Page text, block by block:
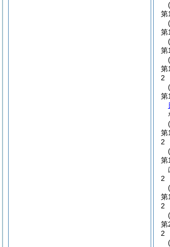
第
第
第
第
2
第
第
2
第
2
第
2
第
2